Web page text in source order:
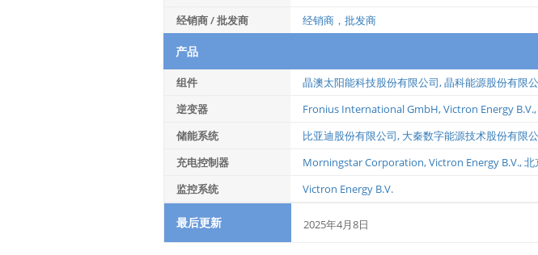
经销商 / 批发商
经销商，批发商
产品
组件 晶澳太阳能科技股份有限公司,晶科能源股份有限
逆变器
Fronius International GmbH,Victron Energy B.V.,
储能系统
比亚迪股份有限公司, 大秦数字能源技术股份有限
充电控制器
Morningstar Corporation,Victron Energy B.V.,北
监控系统
Victron Energy B.V.
最后更新 2025年4月8日